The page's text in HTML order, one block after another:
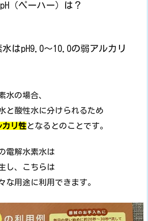
（ペーハー）は？
水はpH9.0～10.0の弱アルカリ
水の場合、
と酸性水に分けられるため
カリ性となるとのことです。
電解水素水は
し、こちらは
な用途に利用できます。